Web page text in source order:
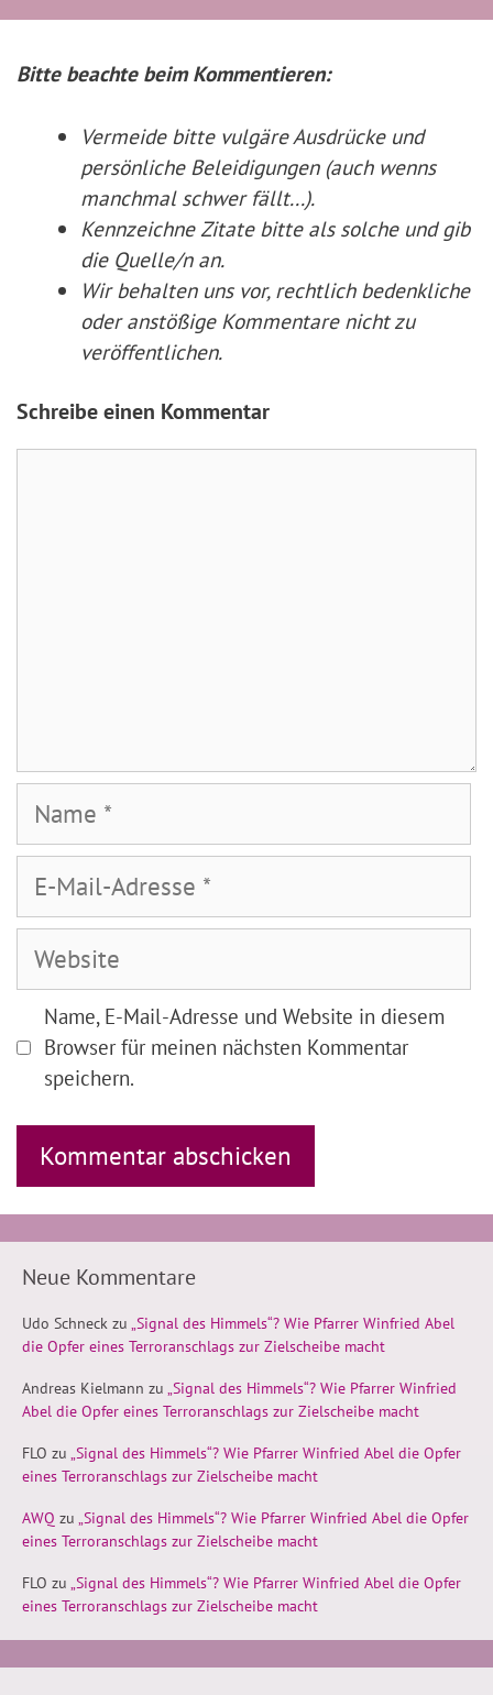
Bitte beachte beim Kommentieren:
Vermeide bitte vulgäre Ausdrücke und
persönliche Beleidigungen (auch wenns
manchmal schwer fällt...).
Kennzeichne Zitate bitte als solche und gib
die Quelle/n an.
Wir behalten uns vor, rechtlich bedenkliche
oder anstößige Kommentare nicht zu
veröffentlichen.
Schreibe einen Kommentar
Mail-
Adresse
Name, E-Mail-Adresse und Website in diesem
Browser für meinen nächsten Kommentar
speichern.
Neue Kommentare
Udo Schneck zu „Signal des Himmels“? Wie Pfarrer Winfried Abel
die Opfer eines Terroranschlags zur Zielscheibe macht
Andreas Kielmann zu „Signal des Himmels“? Wie Pfarrer Winfried
Abel die Opfer eines Terroranschlags zur Zielscheibe macht
FLO zu „Signal des Himmels“? Wie Pfarrer Winfried Abel die Opfer
eines Terroranschlags zur Zielscheibe macht
AWQ zu „Signal des Himmels“? Wie Pfarrer Winfried Abel die Opfer
eines Terroranschlags zur Zielscheibe macht
FLO zu „Signal des Himmels“? Wie Pfarrer Winfried Abel die Opfer
eines Terroranschlags zur Zielscheibe macht